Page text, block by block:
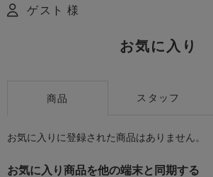
ゲスト 様
お気に入り
商品 スタッフ
お気に入りに登録された商品はありません。
お気に入り商品を他の端末と同期する